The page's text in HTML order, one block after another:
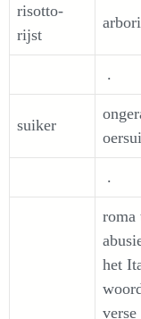
risotto-
rijst
.
suiker
.
roma
het